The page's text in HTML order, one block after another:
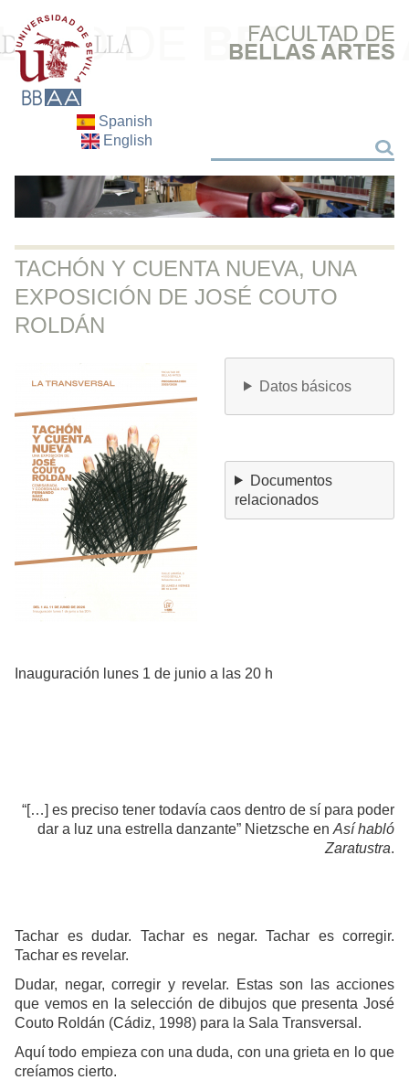
Spanish
English
Buscar
TACHÓN Y CUENTA NUEVA, UNA
EXPOSICIÓN DE JOSÉ COUTO
ROLDÁN
Datos básicos
Documentos
relacionados
Inauguración lunes 1 de junio a las 20 h
“[…] es preciso tener todavía caos dentro de sí para poder
dar a luz una estrella danzante” Nietzsche en Así habló
Zaratustra.
Tachar es dudar. Tachar es negar. Tachar es corregir.
Tachar es revelar.
Dudar, negar, corregir y revelar. Estas son las acciones
que vemos en la selección de dibujos que presenta José
Couto Roldán (Cádiz, 1998) para la Sala Transversal.
Aquí todo empieza con una duda, con una grieta en lo que
creíamos cierto.